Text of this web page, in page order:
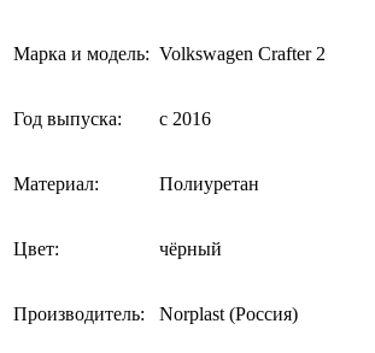
Марка и модель: Volkswagen Crafter 2
Год выпуска: с 2016
Материал: Полиуретан
Цвет: чёрный
Производитель: Norplast (Россия)